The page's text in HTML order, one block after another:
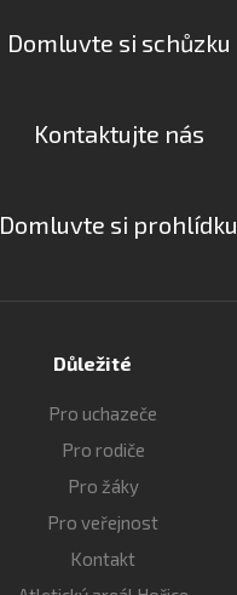
Domluvte si schůzku
Kontaktujte nás
Domluvte si prohlídku
Důležité
Pro uchazeče
Pro rodiče
Pro žáky
Pro veřejnost
Kontakt